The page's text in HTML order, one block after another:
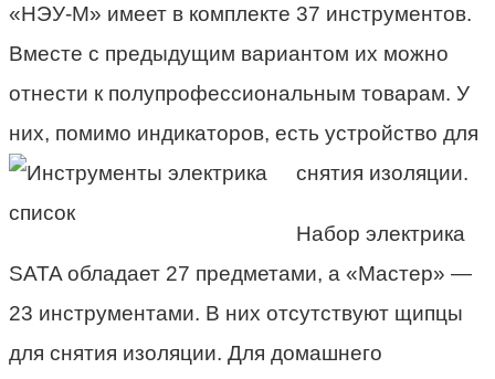
«НЭУ-М» имеет в комплекте 37 инструментов.
Вместе с предыдущим вариантом их можно
отнести к полупрофессиональным товарам. У
них, помимо индикаторов, есть устройство для
снятия изоляции.
Набор электрика
SATA обладает 27 предметами, а «Мастер» —
23 инструментами. В них отсутствуют щипцы
для снятия изоляции. Для домашнего